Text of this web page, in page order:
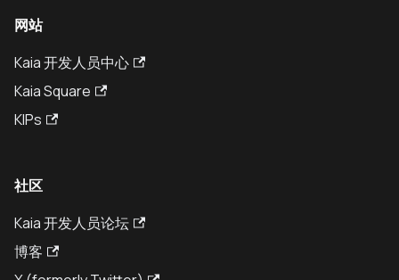
网站
Kaia 开发人员中心
Kaia Square
KIPs
社区
Kaia 开发人员论坛
博客